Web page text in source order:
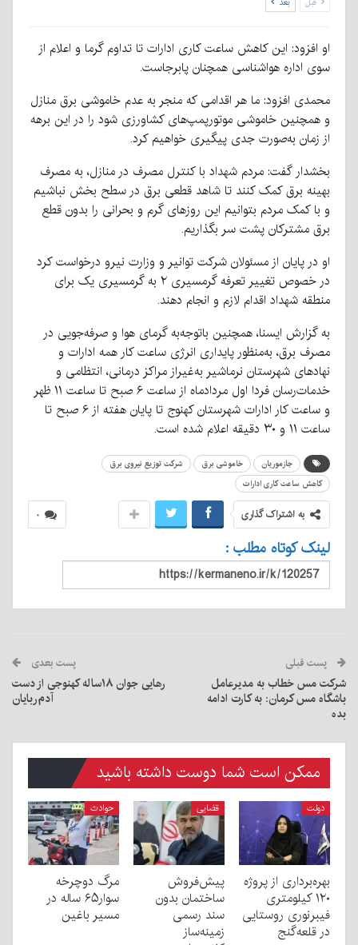
او افزود: این کاهش ساعت کاری ادارات تا تداوم گرما و اعلام از
سوی اداره هواشناسی همچنان پابرجاست.
محمدی افزود: ما هر اقدامی که منجر به عدم خاموشی برق منازل
و همچنین خاموشی موتورپمپ‌های کشاورزی شود را در این برهه
از زمان به‌صورت جدی پیگیری خواهیم کرد.
بخشدار گفت: مردم شهداد با کنترل مصرف در منازل، به مصرف
بهینه برق کمک کنند تا شاهد قطعی برق در سطح بخش نباشیم
و با کمک مردم بتوانیم این روزهای گرم و بحرانی را بدون قطع
برق مشترکان پشت سر بگذاریم.
او در پایان از مسئولان شرکت توانیر و وزارت نیرو درخواست کرد
در خصوص تغییر تعرفه گرمسیری ۲ به گرمسیری یک برای
منطقه شهداد اقدام لازم و انجام دهند.
به گزارش ایسنا، همچنین باتوجه‌به گرمای هوا و صرفه‌جویی در
مصرف برق، به‌منظور پایداری انرژی ساعت کار همه ادارات و
نهادهای شهرستان نرماشیر به‌غیراز مراکز درمانی، انتظامی و
خدمات‌رسان فردا اول مردادماه از ساعت ۶ صبح تا ساعت ۱۱ ظهر
و ساعت کار ادارات شهرستان کهنوج تا پایان هفته از ۶ صبح تا
ساعت ۱۱ و ۳۰ دقیقه اعلام شده است.
جازموریان خاموشی برق
شرکت توزیع نیروی برق
کاهش ساعت کاری ادارات
۰ به اشتراک گذاری
لینک کوتاه مطلب :
پست قبلی
شرکت مس خطاب به مدیرعامل
باشگاه مس کرمان: به کارت ادامه
بده
پست بعدی
رهایی جوان ۱۸ساله کهنوجی از دست
آدم‌ربایان
ممکن است شما دوست داشته باشید
دولت
بهره‌برداری از پروژه
۱۲۰ کیلومتری
فیبرنوری روستایی
در قلعه‌گنج
قضایی
پیش‌فروش
ساختمان بدون
سند رسمی
زمینه‌ساز
حوادث
مرگ دوچرخه
سوار۶۵ ساله در
مسیر باغین